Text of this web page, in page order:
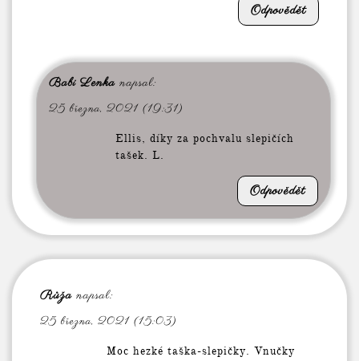
Odpovědět
Babi Lenka napsal:
25 března, 2021 (19:31)
Ellis, díky za pochvalu slepičích
tašek. L.
Odpovědět
Růža napsal:
25 března, 2021 (15:03)
Moc hezké taška-slepičky. Vnučky